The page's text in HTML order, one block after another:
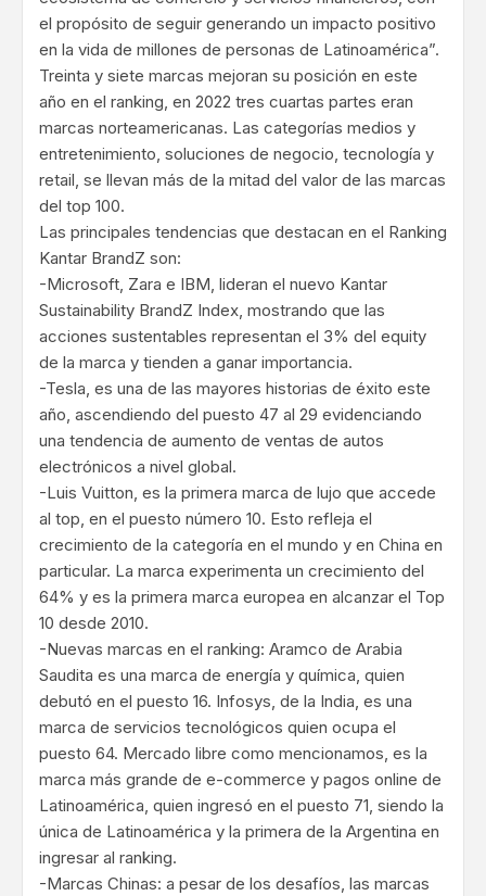
el propósito de seguir generando un impacto positivo
en la vida de millones de personas de Latinoamérica”.
Treinta y siete marcas mejoran su posición en este
año en el ranking, en 2022 tres cuartas partes eran
marcas norteamericanas. Las categorías medios y
entretenimiento, soluciones de negocio, tecnología y
retail, se llevan más de la mitad del valor de las marcas
del top 100.
Las principales tendencias que destacan en el Ranking
Kantar BrandZ son:
-Microsoft, Zara e IBM, lideran el nuevo Kantar
Sustainability BrandZ Index, mostrando que las
acciones sustentables representan el 3% del equity
de la marca y tienden a ganar importancia.
-Tesla, es una de las mayores historias de éxito este
año, ascendiendo del puesto 47 al 29 evidenciando
una tendencia de aumento de ventas de autos
electrónicos a nivel global.
-Luis Vuitton, es la primera marca de lujo que accede
al top, en el puesto número 10. Esto refleja el
crecimiento de la categoría en el mundo y en China en
particular. La marca experimenta un crecimiento del
64% y es la primera marca europea en alcanzar el Top
10 desde 2010.
-Nuevas marcas en el ranking: Aramco de Arabia
Saudita es una marca de energía y química, quien
debutó en el puesto 16. Infosys, de la India, es una
marca de servicios tecnológicos quien ocupa el
puesto 64. Mercado libre como mencionamos, es la
marca más grande de e-commerce y pagos online de
Latinoamérica, quien ingresó en el puesto 71, siendo la
única de Latinoamérica y la primera de la Argentina en
ingresar al ranking.
-Marcas Chinas: a pesar de los desafíos, las marcas